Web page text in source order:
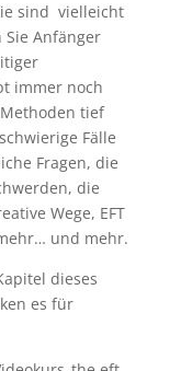
sind vielleicht
Anfänger
immer noch
tief
Fälle
Fragen, die
die
Wege, EFT
und mehr.
dieses
es für